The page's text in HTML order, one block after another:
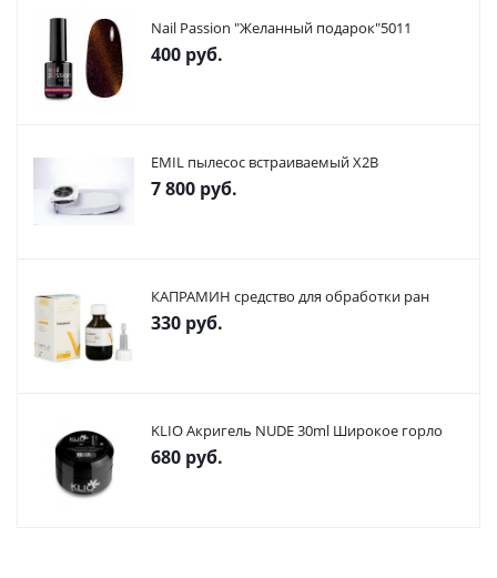
Nail Passion "Желанный подарок"5011
400 руб.
EMIL пылесос встраиваемый X2В
7 800 руб.
КАПРАМИН средство для обработки ран
330 руб.
KLIO Акригель NUDE 30ml Широкое горло
680 руб.